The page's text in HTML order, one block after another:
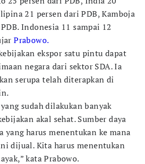
21 persen dari PDB, Kamboja
Indonesia 11 sampai 12
Prabowo.
ekspor satu pintu dapat
negara dari sektor SDA. Ia
serupa telah diterapkan di
sudah dilakukan banyak
akal sehat. Sumber daya
harus menentukan ke mana
dijual. Kita harus menentukan
kata Prabowo.